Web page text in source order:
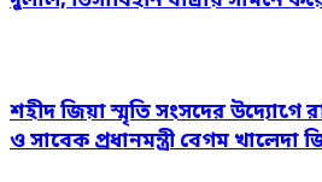
শহীদ জিয়া স্মৃতি সংসদের উদ্যোগে
ও সাবেক প্রধানমন্ত্রী বেগম